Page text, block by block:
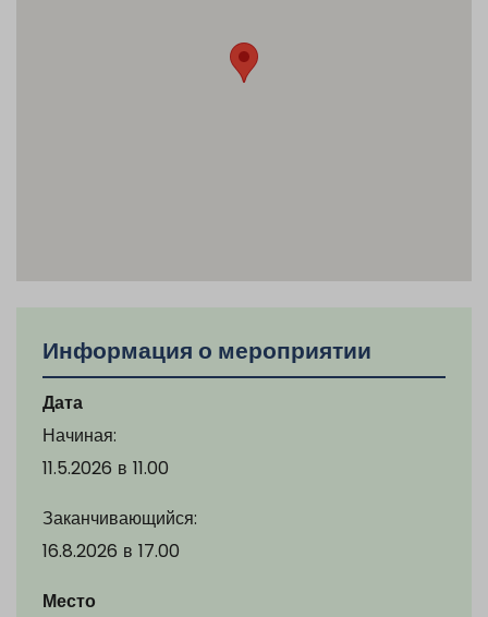
Информация о мероприятии
Дата
Начиная:
11.5.2026 в 11.00
Заканчивающийся:
16.8.2026 в 17.00
Место